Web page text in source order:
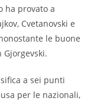
ha provato a
Cvetanovski e
le buone
a sei punti
per le nazionali,